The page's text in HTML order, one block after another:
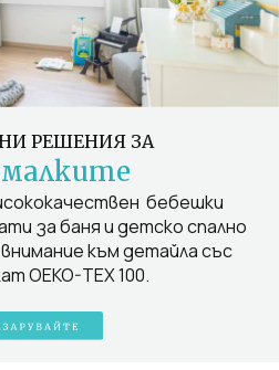
РЕШЕНИЯ ЗА
бебешки
за баня и детско спално
към детайла със
OEKO-TEX 100.